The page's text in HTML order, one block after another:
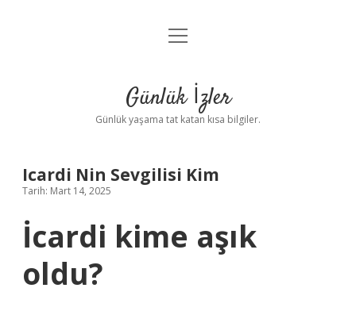
Anasayfa
Yasal Uyarı
menüyü
Günlük İzler
Günlük yaşama tat katan kısa bilgiler.
Icardi Nin Sevgilisi Kim
Tarih: Mart 14, 2025
İcardi kime aşık
oldu?